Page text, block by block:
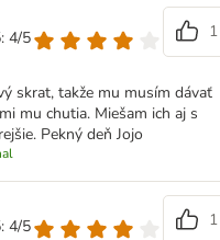
4/5
1
skrat, takže mu musím dávať
mu chutia. Miešam ich aj s
Pekný deň Jojo
4/5
1